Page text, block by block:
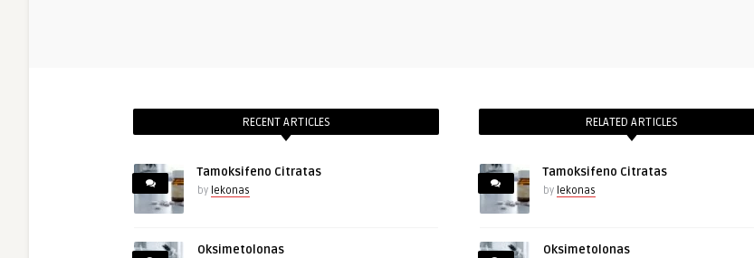
RECENT ARTICLES
Tamoksifeno Citratas
by lekonas
Oksimetolonas
RELATED ARTICLES
Tamoksifeno Citratas
by lekonas
Oksimetolonas